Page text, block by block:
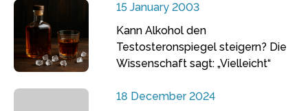
15 January 2003
Kann Alkohol den
Testosteronspiegel steigern? Die
Wissenschaft sagt: „Vielleicht“
18 December 2024